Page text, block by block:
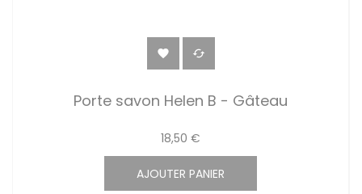
 
Porte savon Helen B - Gâteau
18,50 €
AJOUTER PANIER